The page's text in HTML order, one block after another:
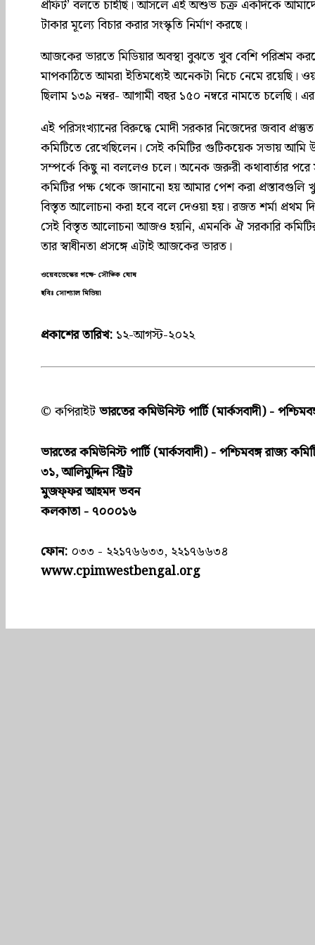
প্রফিট’ বলতে চাইছি। আসলে এই অশুভ চক্র একদিকে
টাকার মূল্যে বিচার করার সংস্কৃতি নির্মাণ করছে।
আজকের ভারতে মিডিয়ার অবস্থা বুঝতে খুব বেশি পরিশ্রম
মাপকাঠিতে আমরা ইতিমধ্যেই অনেকটা নিচে নেমে রয়েছি।
ছিলাম ১৩৯ নম্বর- আগামী বছর ১৫০ নম্বরে নামতে চলেছি।
এই পরিসংখ্যানের বিরুদ্ধে মোদী সরকার নিজেদের জবাব
কমিটিতে রেখেছিলেন। সেই কমিটির গুটিকয়েক সভায়
সম্পর্কে কিছু না বললেও চলে। অনেক জরুরী কথাবার্তার
কমিটির পক্ষ থেকে জানানো হয় আমার পেশ করা
বিস্তৃত আলোচনা করা হবে বলে দেওয়া হয়। রজত শর্মা প্রথম
সেই বিস্তৃত আলোচনা আজও হয়নি, এমনকি ঐ সরকারি
তার স্বাধীনতা প্রসঙ্গে এটাই আজকের ভারত।
ওয়েবডেস্কের পক্ষে- সৌভিক ঘোষ
ছবিঃ সোশ্যাল মিডিয়া
প্রকাশের তারিখ: ১২-আগস্ট-২০২২
© কপিরাইটভারতের কমিউনিস্ট পার্টি (মার্কসবাদী) -
ভারতের কমিউনিস্ট পার্টি (মার্কসবাদী) - পশ্চিমবঙ্গ রাজ্য
৩১, আলিমুদ্দিন স্ট্রিট
মুজফ্ফ‌র আহমদ ভবন
কলকাতা - ৭০০০১৬
ফোন: ০৩৩ - ২২১৭৬৬৩৩, ২২১৭৬৬৩৪
www.cpimwestbengal.org